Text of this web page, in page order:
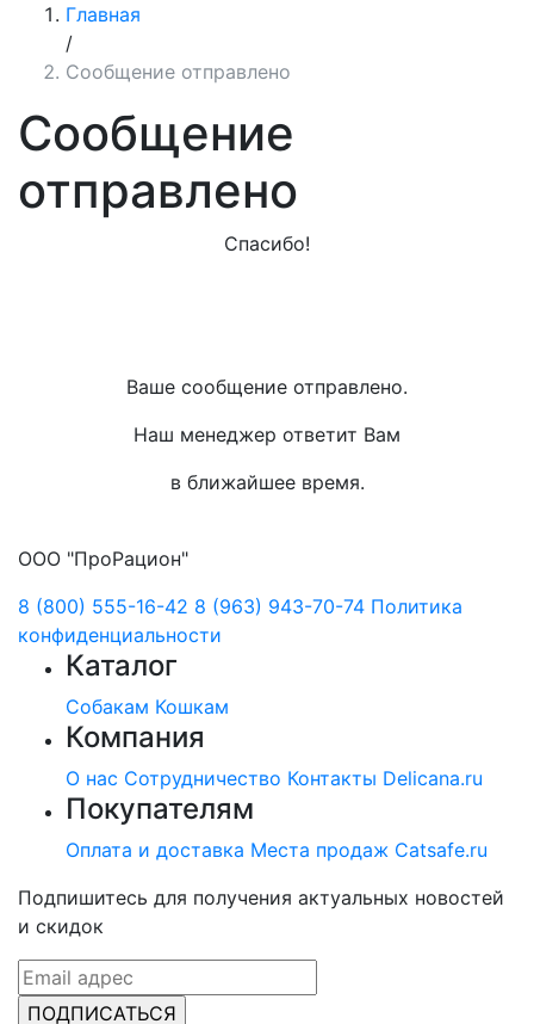
Главная
/
Сообщение отправлено
Сообщение
отправлено
Спасибо!
Ваше сообщение отправлено.
Наш менеджер ответит Вам
в ближайшее время.
ООО "ПроРацион"
8 (800) 555-16-42 8 (963) 943-70-74 Политика
конфиденциальности
Каталог
Собакам Кошкам
Компания
О нас Сотрудничество Контакты Delicana.ru
Покупателям
Оплата и доставка Места продаж Catsafe.ru
Подпишитесь для получения актуальных новостей
и скидок